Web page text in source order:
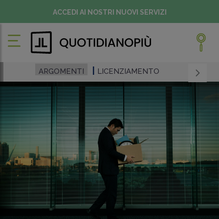
ACCEDI AI NOSTRI NUOVI SERVIZI
ARGOMENTI LICENZIAMENTO